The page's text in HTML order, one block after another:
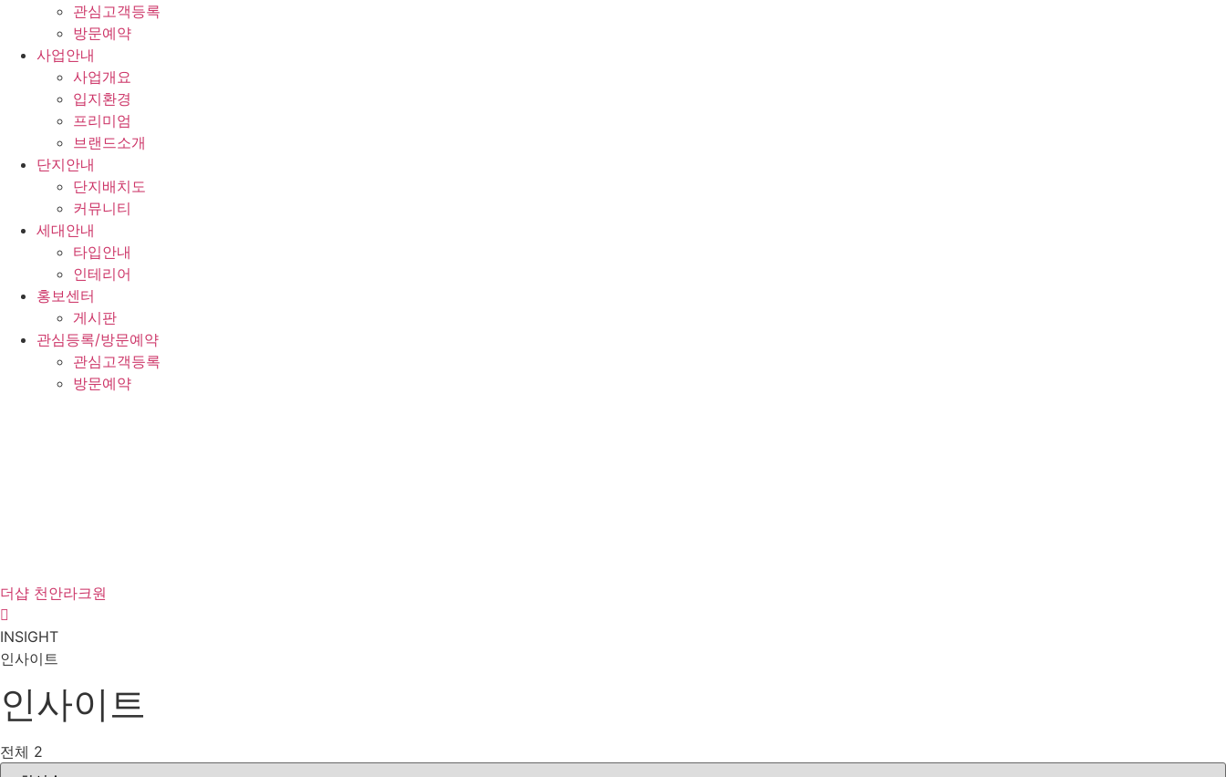
관심고객등록
방문예약
사업안내
사업개요
입지환경
프리미엄
브랜드소개
단지안내
단지배치도
커뮤니티
세대안내
타입안내
인테리어
홍보센터
게시판
관심등록/방문예약
관심고객등록
방문예약
더샵 천안라크원
INSIGHT
인사이트
인사이트
전체 2